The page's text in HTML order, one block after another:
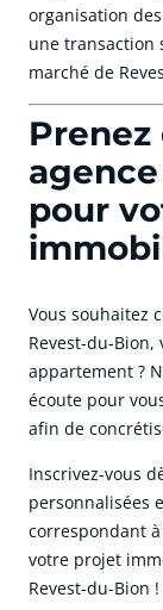
organisation
une transaction
marché de
pour
Vous souhaitez
Revest-du-
appartement ?
écoute pour
afin de
Inscrivez-vous
personnalisées
correspondant
votre projet
Revest-du-Bion !